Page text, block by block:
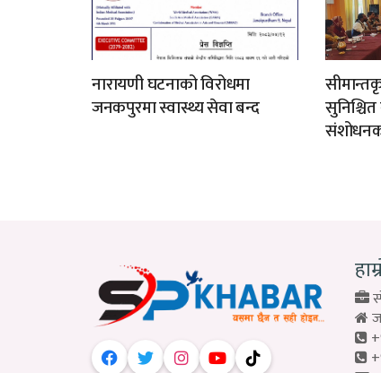
नारायणी घटनाको विरोधमा
जनकपुरमा स्वास्थ्य सेवा बन्द